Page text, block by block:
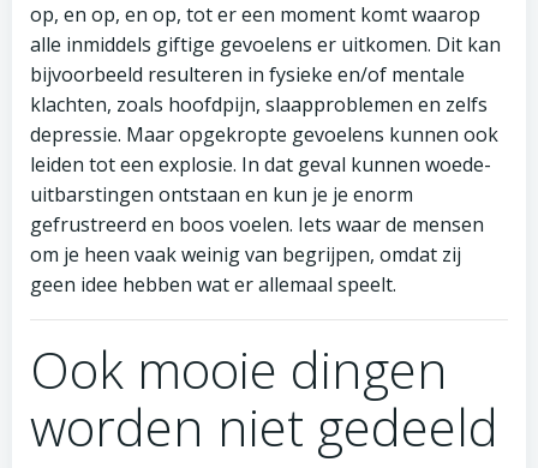
op, en op, en op, tot er een moment komt waarop
alle inmiddels giftige gevoelens er uitkomen. Dit kan
bijvoorbeeld resulteren in fysieke en/of mentale
klachten, zoals hoofdpijn, slaapproblemen en zelfs
depressie. Maar opgekropte gevoelens kunnen ook
leiden tot een explosie. In dat geval kunnen woede-
uitbarstingen ontstaan en kun je je enorm
gefrustreerd en boos voelen. Iets waar de mensen
om je heen vaak weinig van begrijpen, omdat zij
geen idee hebben wat er allemaal speelt.
Ook mooie dingen
worden niet gedeeld